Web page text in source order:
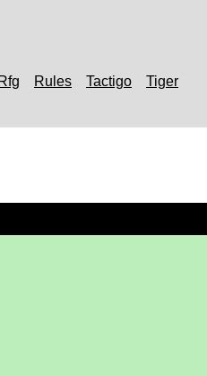
Rfg Rules Tactigo
Tiger